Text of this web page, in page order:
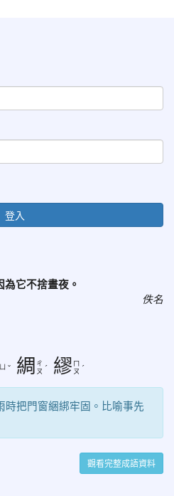
登入
它不捨晝夜。
佚名
ㄩ ˇ 綢 ㄔ
ㄡ ˊ 繆 ㄇ
ㄡ ˊ
把門窗綑綁牢固。比喻事先
觀看完整成語資料